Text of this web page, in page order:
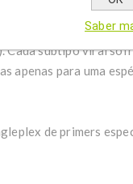
e mamíferos. Os
N (referente ao
subtipo viral
apenas para uma
de primers
Saber